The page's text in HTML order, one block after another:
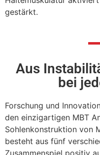
gestärkt.
Aus
bei
Forschung und
den einzigartigen MBT
Sohlenkonstruktion von
besteht aus fünf